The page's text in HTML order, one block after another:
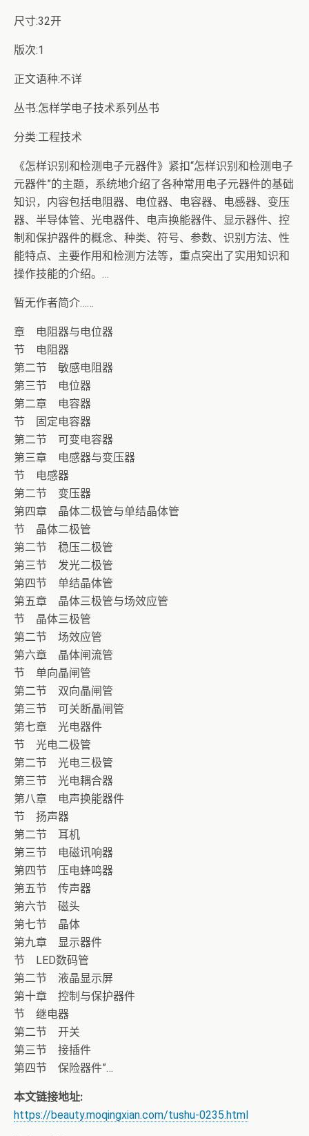
尺寸:32开
版次:1
正文语种:不详
丛书:怎样学电子技术系列丛书
分类:工程技术
《怎样识别和检测电子元器件》紧扣“怎样识别和检测电子
元器件”的主题，系统地介绍了各种常用电子元器件的基础
知识，内容包括电阻器、电位器、电容器、电感器、变压
器、半导体管、光电器件、电声换能器件、显示器件、控
制和保护器件的概念、种类、符号、参数、识别方法、性
能特点、主要作用和检测方法等，重点突出了实用知识和
操作技能的介绍。…
暂无作者简介……
章 电阻器与电位器
节 电阻器
第二节 敏感电阻器
第三节 电位器
第二章 电容器
节 固定电容器
第二节 可变电容器
第三章 电感器与变压器
节 电感器
第二节 变压器
第四章 晶体二极管与单结晶体管
节 晶体二极管
第二节 稳压二极管
第三节 发光二极管
第四节 单结晶体管
第五章 晶体三极管与场效应管
节 晶体三极管
第二节 场效应管
第六章 晶体闸流管
节 单向晶闸管
第二节 双向晶闸管
第三节 可关断晶闸管
第七章 光电器件
节 光电二极管
第二节 光电三极管
第三节 光电耦合器
第八章 电声换能器件
节 扬声器
第二节 耳机
第三节 电磁讯响器
第四节 压电蜂鸣器
第五节 传声器
第六节 磁头
第七节 晶体
第九章 显示器件
节 LED数码管
第二节 液晶显示屏
第十章 控制与保护器件
节 继电器
第二节 开关
第三节 接插件
第四节 保险器件”…
本文链接地址:
https://beauty.moqingxian.com/tushu-0235.html